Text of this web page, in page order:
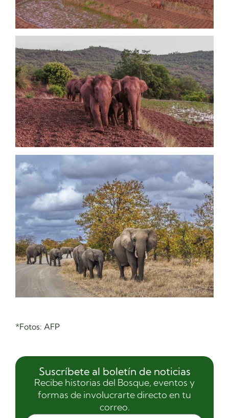
*Fotos: AFP
Suscríbete al boletín de noticias
Recibe historias del Bosque, eventos y
formas de involucrarte directo en tu
correo.